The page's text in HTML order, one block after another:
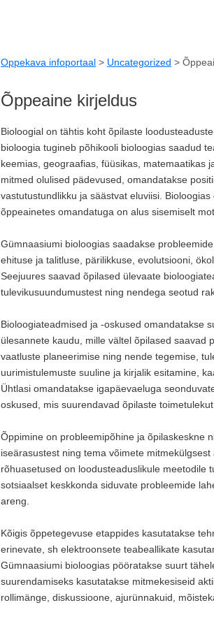
Oppekava infoportaal > Uncategorized >
Õppeaine kirjeldus
Bioloogial on tähtis koht õpilaste
bioloogia tugineb põhikooli bioloogias saadud
keemias, geograafias, füüsikas, matemaatikas
mitmed olulised pädevused, omandatakse
vastutustundlikku ja säästvat eluviisi.
õppeainetes omandatuga on alus sisemiselt
Gümnaasiumi bioloogias saadakse
ehituse ja talitluse, pärilikkuse, evolutsiooni,
Seejuures saavad õpilased ülevaate
tulevikusuundumustest ning nendega seotud
Bioloogiateadmised ja -oskused omandatakse
ülesannete kaudu, mille vältel õpilased saavad
vaatluste planeerimise ning nende tegemise,
uurimistulemuste suuline ja kirjalik esitamine,
Ühtlasi omandatakse igapäevaeluga
oskused, mis suurendavad õpilaste
Õppimine on probleemipõhine ja õpilaskeskne
iseärasustest ning tema võimete
rõhuasetused on loodusteaduslikule meetodile
sotsiaalset keskkonda siduvate probleemide
areng.
Kõigis õppetegevuse etappides kasutatakse
erinevate, sh elektroonsete teabeallikate
Gümnaasiumi bioloogias pööratakse suurt
suurendamiseks kasutatakse mitmekesiseid
rollimänge, diskussioone, ajurünnakuid,